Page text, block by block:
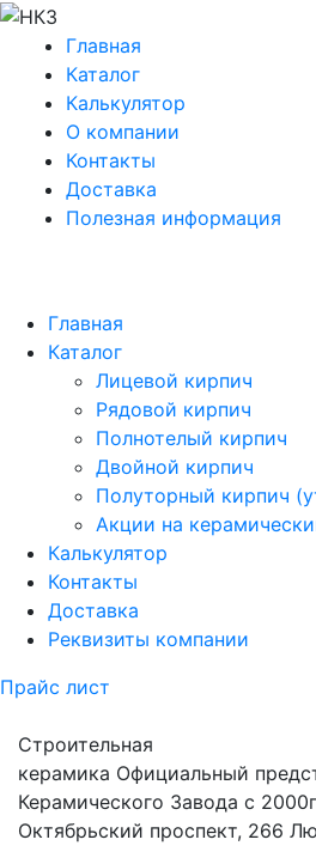
Главная
Каталог
Калькулятор
О компании
Контакты
Доставка
Полезная информация
Главная
Каталог
Лицевой кирпич
Рядовой кирпич
Полнотелый кирпич
Двойной кирпич
Полуторный кирпич
Акции на
Калькулятор
Контакты
Доставка
Реквизиты компании
Прайс лист
Строительная
керамика Официальный
Керамического Завода с
Октябрьский проспект, 266